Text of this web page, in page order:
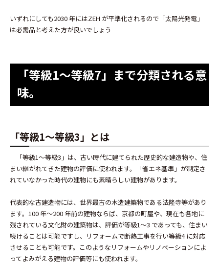
いずれにしても2030 年にはZEH が平準化されるので「太陽光発電」
は必需品と考えた方が良いでしょう
「等級1～等級7」まで分類される意
味。
「等級1～等級3」とは
「等級1～等級3」は、古い時代に建てられた歴史的な建造物や、住
まい継がれてきた建物の評価に使われます。「省エネ基準」が制定さ
れていなかった時代の建物にも素晴らしい建物があります。
代表的な古建造物には、世界最古の木造建築物である法隆寺等があり
ます。100 年～200 年前の建物ならば、京都の町屋や、現在も各地に
残されている文化財の建築物は、評価が等級1～3 であっても、住まい
続けることは可能ですし、リフォームで断熱工事を行い等級4 に対応
させることも可能です。このようなリフォームやリノベーションによ
ってよみがえる建物の評価等にも使われます。